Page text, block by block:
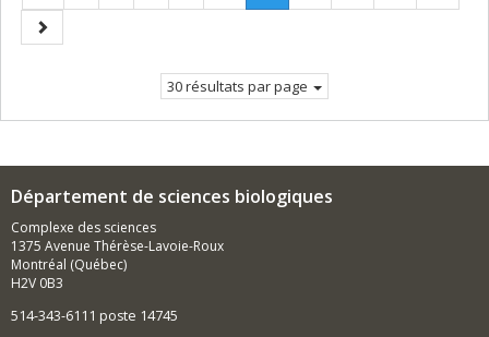
précédente
Page
Page
suivante
30 résultats par page
Département de sciences biologiques
Complexe des sciences
1375 Avenue Thérèse-Lavoie-Roux
Montréal (Québec)
H2V 0B3
514-343-6111 poste 14745